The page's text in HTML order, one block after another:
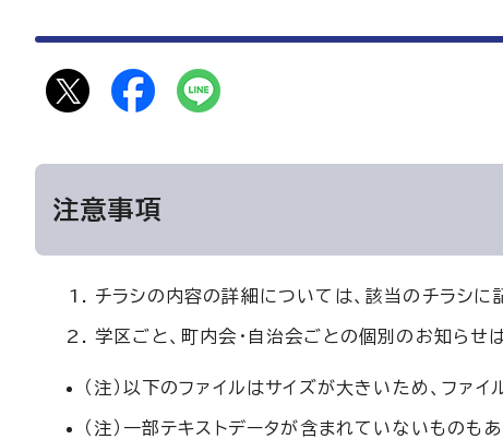
注意事項
チラシの内容の詳細については、該当のチラシ
学区ごと、町内会・自治会ごとの個別のお知らせ
（注）以下のファイルはサイズが大きいため、ファ
（注）一部テキストデータが含まれていないもの